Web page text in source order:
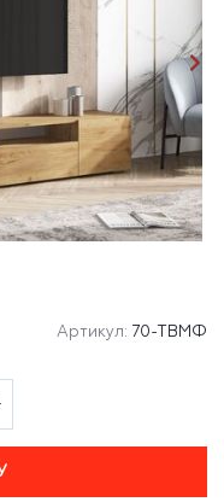
Артикул: 70-ТВМФ